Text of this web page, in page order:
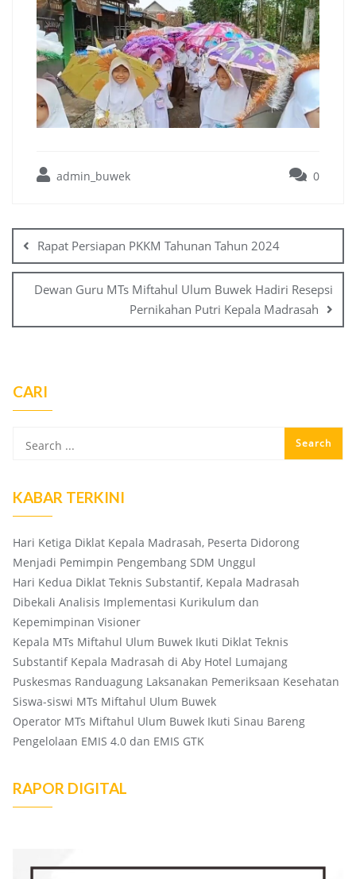
admin_buwek 0
navigation
Rapat Persiapan PKKM Tahunan Tahun 2024
Dewan Guru MTs Miftahul Ulum Buwek Hadiri Resepsi
Pernikahan Putri Kepala Madrasah
CARI
KABAR TERKINI
Hari Ketiga Diklat Kepala Madrasah, Peserta Didorong
Menjadi Pemimpin Pengembang SDM Unggul
Hari Kedua Diklat Teknis Substantif, Kepala Madrasah
Dibekali Analisis Implementasi Kurikulum dan
Kepemimpinan Visioner
Kepala MTs Miftahul Ulum Buwek Ikuti Diklat Teknis
Substantif Kepala Madrasah di Aby Hotel Lumajang
Puskesmas Randuagung Laksanakan Pemeriksaan Kesehatan
Siswa-siswi MTs Miftahul Ulum Buwek
Operator MTs Miftahul Ulum Buwek Ikuti Sinau Bareng
Pengelolaan EMIS 4.0 dan EMIS GTK
RAPOR DIGITAL